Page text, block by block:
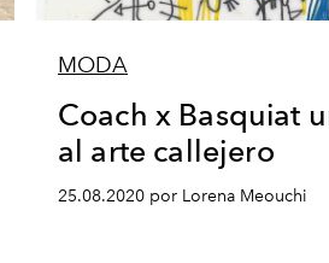
MODA
Coach x Basquiat
al arte callejero
25.08.2020 por Lorena Meouchi